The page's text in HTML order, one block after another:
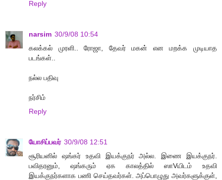
Reply
narsim 30/9/08 10:54
கலக்கல் முரளி.. ரோஜா, தேவர் மகன் என மறக்க முடியாத
படங்கள்..
நல்ல பதிவு
நர்சிம்
Reply
யோசிப்பவர் 30/9/08 12:51
சூரியனில் ஷங்கர் உதவி இயக்குநர் அல்ல. இணை இயக்குநர்.
பவிதரனும், ஷங்கரும் ஏக காலத்தில் ஸாVயிடம் உதவி
இயக்குநர்களாக பணி செய்தவர்கள். அப்பொழுது அவர்களுக்குள்,